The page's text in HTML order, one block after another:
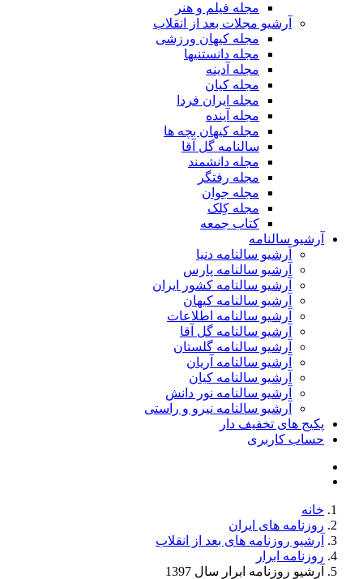
مجله فیلم و هنر
آرشیو مجلات بعد از انقلاب
مجله کیهان ورزشی
مجله دانستنیها
مجله آدینه
مجله کیان
مجله ایران فردا
مجله آینده
مجله کیهان بچه ها
سالنامه گل آقا
مجله دانشمند
مجله رفتگر
مجله جوان
مجله کِلک
کتاب جمعه
آرشیو سالنامه
آرشیو سالنامه دنیا
آرشیو سالنامه پارس
آرشیو سالنامه کشور ایران
آرشیو سالنامه کیهان
آرشیو سالنامه اطلاعات
آرشیو سالنامه گل آقا
آرشیو سالنامه گلستان
آرشیو سالنامه آریان
آرشیو سالنامه کیان
آرشیو سالنامه نور دانش
آرشیو سالنامه نیرو و راستی
پکیج های تخفیف دار
حساب کاربری
خانه
روزنامه های ایران
آرشیو روزنامه های بعد از انقلاب
روزنامه ابرار
آرشیو روزنامه ابرار سال 1397